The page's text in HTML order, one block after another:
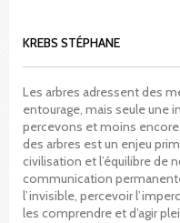
KREBS STÉPHANE
Les arbres adressent des
entourage, mais seule une
percevons et moins
des arbres est un enjeu
civilisation et l’équilibre de
communication
l’invisible, percevoir
les comprendre et d’agir